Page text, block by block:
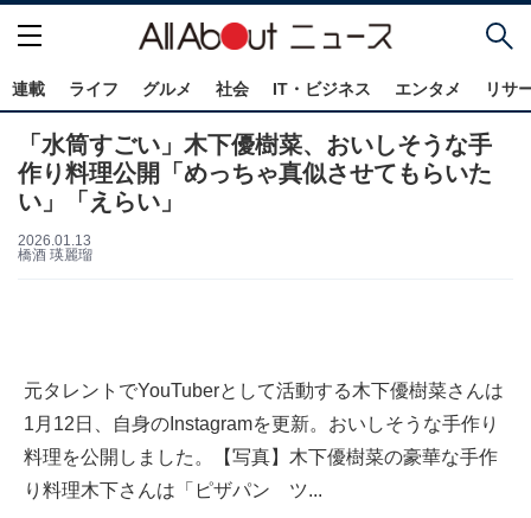
連載 ライフ グルメ 社会 IT・ビジネス エンタメ リサ
「水筒すごい」木下優樹菜、おいしそうな手
作り料理公開「めっちゃ真似させてもらいた
い」「えらい」
2026.01.13
橋酒 瑛麗瑠
元タレントでYouTuberとして活動する木下優樹菜さんは
1月12日、自身のInstagramを更新。おいしそうな手作り
料理を公開しました。【写真】木下優樹菜の豪華な手作
り料理木下さんは「ピザパン ツ...